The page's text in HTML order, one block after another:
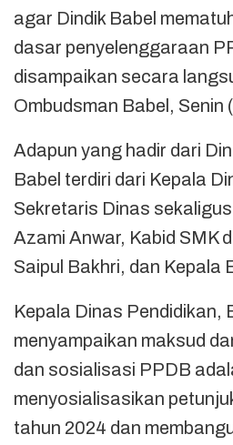
agar Dindik Babel
dasar penyelenggaraan
disampaikan secara
Ombudsman Babel, Senin
Adapun yang hadir dari
Babel terdiri dari Kepala
Sekretaris Dinas
Azami Anwar, Kabid SMK
Saipul Bakhri, dan Kepala
Kepala Dinas Pendidikan,
menyampaikan maksud
dan sosialisasi PPDB
menyosialisasikan
tahun 2024 dan